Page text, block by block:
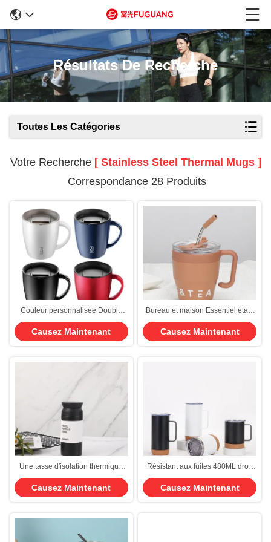
Résultats De Recherche
Toutes Les Catégories
Votre Recherche [ Stainless Steel Thermal Mugs ]
Correspondance 28 Produits
Couleur personnalisée Double
paroi thermique tasses de café en
acier inoxydable 380ml isolation
tasse de café de voyage avec
isolation thermique
Causez Maintenant
Bureau et maison Essentiel étain
isolé tasse / tumbler avec
couvercles et pailles Directement
boire ou option de paille
Causez Maintenant
Une tasse d'isolation thermique
en acier inoxydable japonais
Harajuku 304
Causez Maintenant
Résistant aux fuites 480ML droit
personnalisé Vacuum isolé
Tumbler lave-vaisselle étanche
tasse de café en acier inoxydable
Causez Maintenant